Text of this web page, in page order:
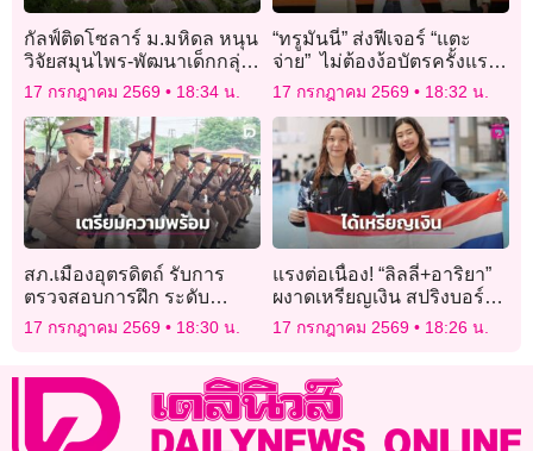
กัลฟ์ติดโซลาร์ ม.มหิดล หนุน
วิจัยสมุนไพร-พัฒนาเด็กกลุ่ม
เปราะบาง
17 กรกฎาคม 2569 18:34 น.
“ทรูมันนี่” ส่งฟีเจอร์ “แตะ
จ่าย” ไม่ต้องง้อบัตรครั้งแรก
ของโลก
17 กรกฎาคม 2569 18:32 น.
สภ.เมืองอุตรดิตถ์ รับการ
ตรวจสอบการฝึก ระดับ
ตำรวจภูธรภาค 6 ประจำปี
17 กรกฎาคม 2569 18:30 น.
แรงต่อเนื่อง! “ลิลลี่+อาริยา”
ผงาดเหรียญเงิน สปริงบอร์ด
หญิงคู่ 3 เมตร ศึกเอเชียนเอ
จกรุ๊ป 2026
17 กรกฎาคม 2569 18:26 น.